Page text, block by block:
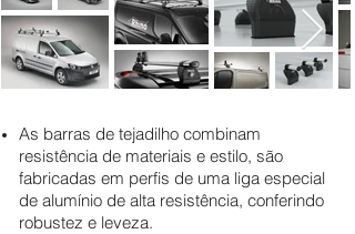
As barras de tejadilho combinam
resistência de materiais e estilo, são
fabricadas em perfis de uma liga especial
de alumínio de alta resistência, conferindo
robustez e leveza.